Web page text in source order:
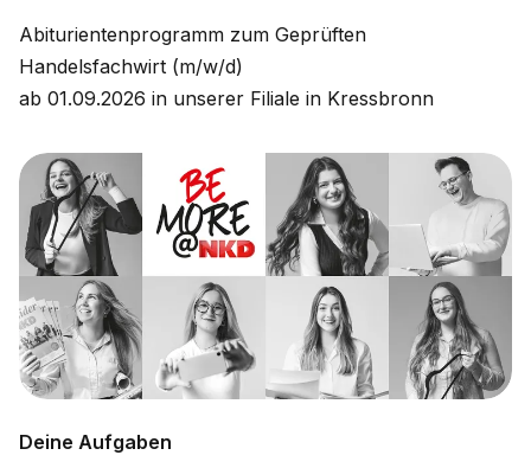
Abiturientenprogramm zum Geprüften
Handelsfachwirt (m/w/d)
ab 01.09.2026 in unserer Filiale in Kressbronn
Deine Aufgaben